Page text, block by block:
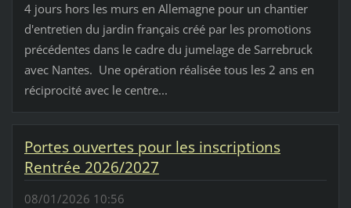
4 jours hors les murs en Allemagne pour un chantier
d'entretien du jardin français créé par les promotions
précédentes dans le cadre du jumelage de Sarrebruck
avec Nantes. Une opération réalisée tous les 2 ans en
réciprocité avec le centre...
Portes ouvertes pour les inscriptions
Rentrée 2026/2027
08/01/2026 10:56